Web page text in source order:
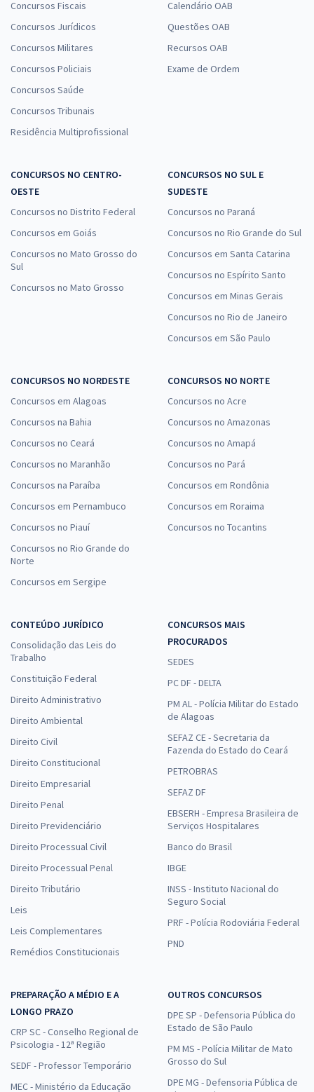
Concursos Fiscais
Concursos Jurídicos
Concursos Militares
Concursos Policiais
Concursos Saúde
Concursos Tribunais
Residência Multiprofissional
Calendário OAB
Questões OAB
Recursos OAB
Exame de Ordem
CONCURSOS NO CENTRO-
OESTE
Concursos no Distrito Federal
Concursos em Goiás
Concursos no Mato Grosso do
Sul
Concursos no Mato Grosso
CONCURSOS NO SUL E
SUDESTE
Concursos no Paraná
Concursos no Rio Grande do Sul
Concursos em Santa Catarina
Concursos no Espírito Santo
Concursos em Minas Gerais
Concursos no Rio de Janeiro
Concursos em São Paulo
CONCURSOS NO NORDESTE
Concursos em Alagoas
Concursos na Bahia
Concursos no Ceará
Concursos no Maranhão
Concursos na Paraíba
Concursos em Pernambuco
Concursos no Piauí
Concursos no Rio Grande do
Norte
Concursos em Sergipe
CONCURSOS NO NORTE
Concursos no Acre
Concursos no Amazonas
Concursos no Amapá
Concursos no Pará
Concursos em Rondônia
Concursos em Roraima
Concursos no Tocantins
CONTEÚDO JURÍDICO
Consolidação das Leis do
Trabalho
Constituição Federal
Direito Administrativo
Direito Ambiental
Direito Civil
Direito Constitucional
Direito Empresarial
Direito Penal
Direito Previdenciário
Direito Processual Civil
Direito Processual Penal
Direito Tributário
Leis
Leis Complementares
Remédios Constitucionais
CONCURSOS MAIS
PROCURADOS
SEDES
PC DF - DELTA
PM AL - Polícia Militar do Estado
de Alagoas
SEFAZ CE - Secretaria da
Fazenda do Estado do Ceará
PETROBRAS
SEFAZ DF
EBSERH - Empresa Brasileira de
Serviços Hospitalares
Banco do Brasil
IBGE
INSS - Instituto Nacional do
Seguro Social
PRF - Polícia Rodoviária Federal
PND
PREPARAÇÃO A MÉDIO E A
LONGO PRAZO
CRP SC - Conselho Regional de
Psicologia - 12ª Região
SEDF - Professor Temporário
MEC - Ministério da Educação
OUTROS CONCURSOS
DPE SP - Defensoria Pública do
Estado de São Paulo
PM MS - Polícia Militar de Mato
Grosso do Sul
DPE MG - Defensoria Pública de